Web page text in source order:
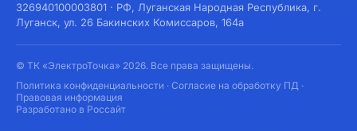
326940100003801 · РФ, Луганская Народная Республика, г.
Луганск, ул. 26 Бакинских Комиссаров, 164а
© ТК «ЭлектроТочка» 2026. Все права защищены.
Политика конфиденциальности · Согласие на обработку ПД ·
Правовая информация
Разработано в Россайт